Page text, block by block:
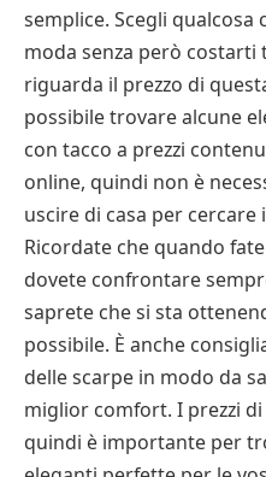
semplice. Scegli qualcosa
moda senza però
riguarda il prezzo di
possibile trovare alcune
con tacco a prezzi
online, quindi non è
uscire di casa per
Ricordate che quando
dovete confrontare
saprete che si sta
possibile. È anche
delle scarpe in modo da
miglior comfort. I prezzi
quindi è importante per